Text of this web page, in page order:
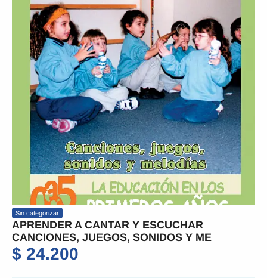
Sin categorizar
APRENDER A CANTAR Y ESCUCHAR
CANCIONES, JUEGOS, SONIDOS Y ME
$ 24.200